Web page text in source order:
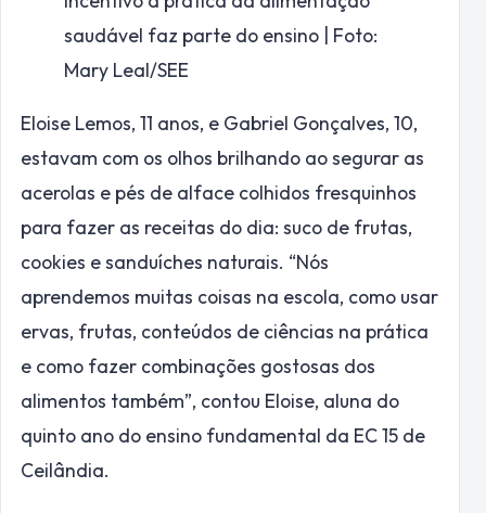
saudável faz parte do ensino | Foto:
Mary Leal/SEE
Eloise Lemos, 11 anos, e Gabriel Gonçalves, 10,
estavam com os olhos brilhando ao segurar as
acerolas e pés de alface colhidos fresquinhos
para fazer as receitas do dia: suco de frutas,
cookies e sanduíches naturais. “Nós
aprendemos muitas coisas na escola, como usar
ervas, frutas, conteúdos de ciências na prática
e como fazer combinações gostosas dos
alimentos também”, contou Eloise, aluna do
quinto ano do ensino fundamental da EC 15 de
Ceilândia.